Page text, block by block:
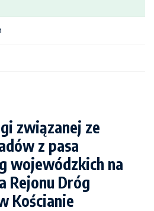
związanej ze
z pasa
wojewódzkich na
Rejonu Dróg
Kościanie